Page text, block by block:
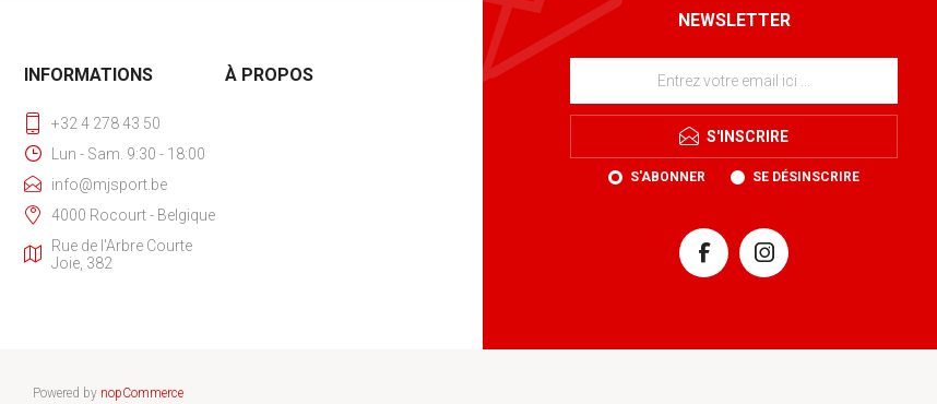
NEWSLETTER
S'INSCRIRE
S'ABONNER SE DÉSINSCRIRE
INFORMATIONS
+32 4 278 43 50
Lun - Sam. 9:30 - 18:00
info@mjsport.be
4000 Rocourt - Belgique
Rue de l'Arbre Courte
Joie, 382
À PROPOS
Powered by nopCommerce